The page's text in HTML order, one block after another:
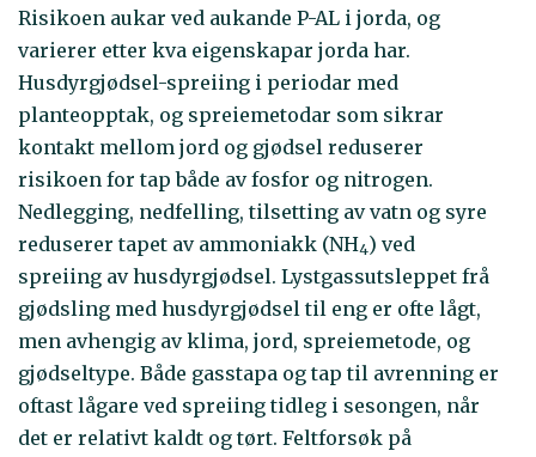
Risikoen aukar ved aukande P-AL i jorda, og
varierer etter kva eigenskapar jorda har.
Husdyrgjødsel-spreiing i periodar med
planteopptak, og spreiemetodar som sikrar
kontakt mellom jord og gjødsel reduserer
risikoen for tap både av fosfor og nitrogen.
Nedlegging, nedfelling, tilsetting av vatn og syre
reduserer tapet av ammoniakk (NH4) ved
spreiing av husdyrgjødsel. Lystgassutsleppet frå
gjødsling med husdyrgjødsel til eng er ofte lågt,
men avhengig av klima, jord, spreiemetode, og
gjødseltype. Både gasstapa og tap til avrenning er
oftast lågare ved spreiing tidleg i sesongen, når
det er relativt kaldt og tørt. Feltforsøk på